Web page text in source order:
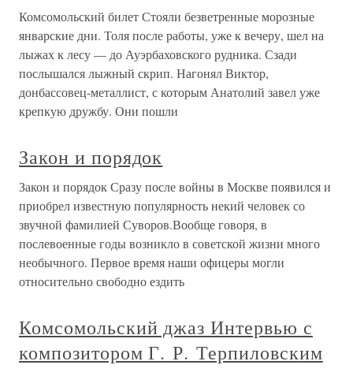
Комсомольский билет Стояли безветренные морозные
январские дни. Толя после работы, уже к вечеру, шел на
лыжах к лесу — до Ауэрбаховского рудника. Сзади
послышался лыжный скрип. Нагонял Виктор,
донбассовец-металлист, с которым Анатолий завел уже
крепкую дружбу. Они пошли
Закон и порядок
Закон и порядок Сразу после войны в Москве появился и
приобрел известную популярность некий человек со
звучной фамилией Суворов.Вообще говоря, в
послевоенные годы возникло в советской жизни много
необычного. Первое время наши офицеры могли
относительно свободно ездить
Комсомольский джаз Интервью с
композитором Г. Р. Терпиловским